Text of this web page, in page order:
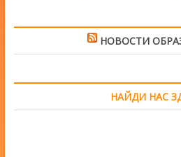
НОВОСТИ
НАЙДИ НАС